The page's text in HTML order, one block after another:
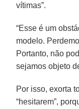
vítimas”.
“Esse é um
modelo.
Portanto, não
sejamos objeto
Por isso, exorta
“hesitarem”,